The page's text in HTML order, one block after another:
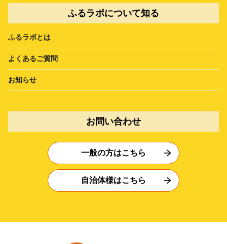
ふるラボについて知る
ふるラボとは
よくあるご質問
お知らせ
お問い合わせ
一般の方はこちら
自治体様はこちら